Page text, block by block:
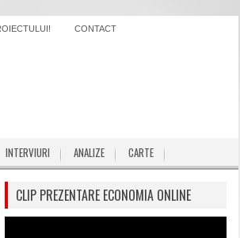
CONTACT
INTERVIURI ANALIZE CARTE
CLIP PREZENTARE ECONOMIA ONLINE